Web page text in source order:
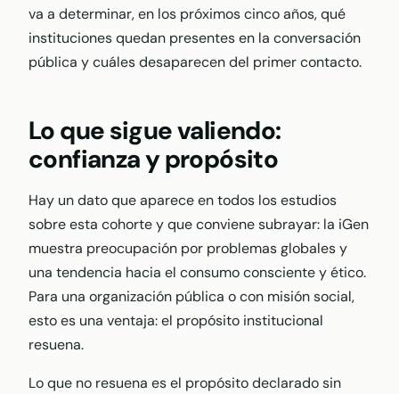
va a determinar, en los próximos cinco años, qué
instituciones quedan presentes en la conversación
pública y cuáles desaparecen del primer contacto.
Lo que sigue valiendo:
confianza y propósito
Hay un dato que aparece en todos los estudios
sobre esta cohorte y que conviene subrayar: la iGen
muestra preocupación por problemas globales y
una tendencia hacia el consumo consciente y ético.
Para una organización pública o con misión social,
esto es una ventaja: el propósito institucional
resuena.
Lo que no resuena es el propósito declarado sin